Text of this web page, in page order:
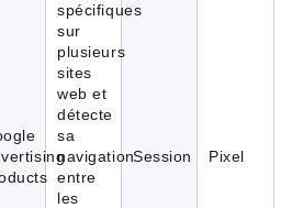
spécifiques
sur
plusieurs
sites
web et
détecte
sa
navigation
entre
les
Session Pixel